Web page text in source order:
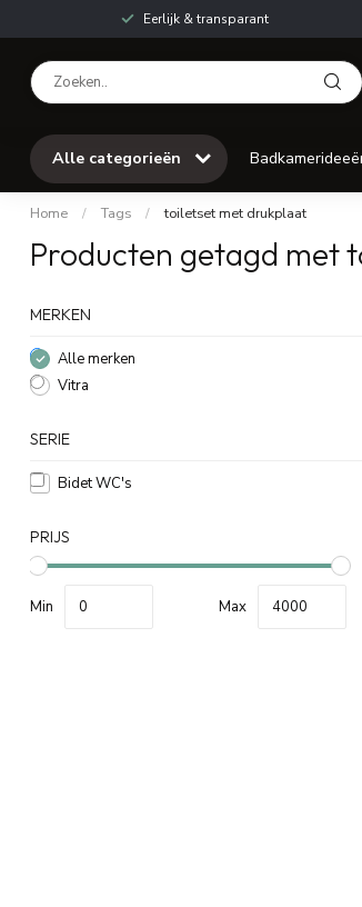
Eerlijk & transparant
Alle categorieën
Home / Tags / toiletset met drukplaat
Producten getagd met
MERKEN
Alle merken
Vitra
SERIE
Bidet WC's
PRIJS
Min Max